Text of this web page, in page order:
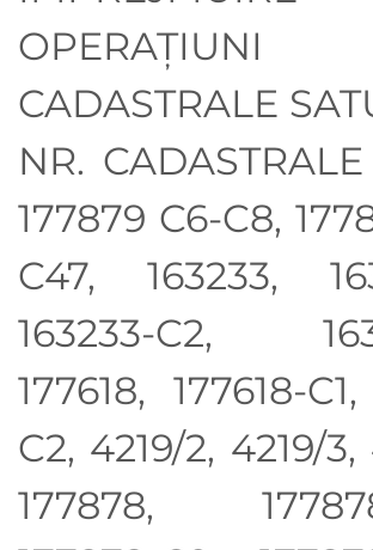
OPERAȚIUNI
CADASTRALE
NR.
177879 C6-C8,
C47, 163233,
163233-C2,
177618, 177618-
C2, 4219/2, 4219/3,
177878,